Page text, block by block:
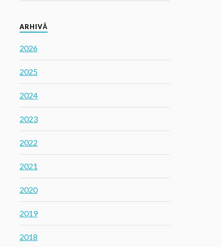
ARHIVĂ
2026
2025
2024
2023
2022
2021
2020
2019
2018